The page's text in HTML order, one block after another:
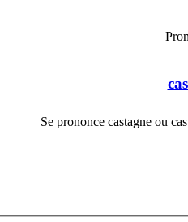
Se prononce castagne ou